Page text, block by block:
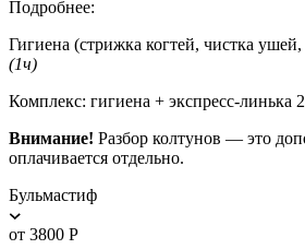
Подробнее:
Гигиена (стрижка когтей, чистка
(1ч)
Комплекс: гигиена + экспресс-линька
Внимание! Разбор колтунов — это
оплачивается отдельно.
Бульмастиф
от 3800 Р